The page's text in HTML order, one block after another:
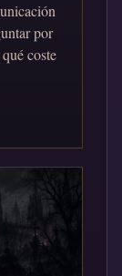
por
coste